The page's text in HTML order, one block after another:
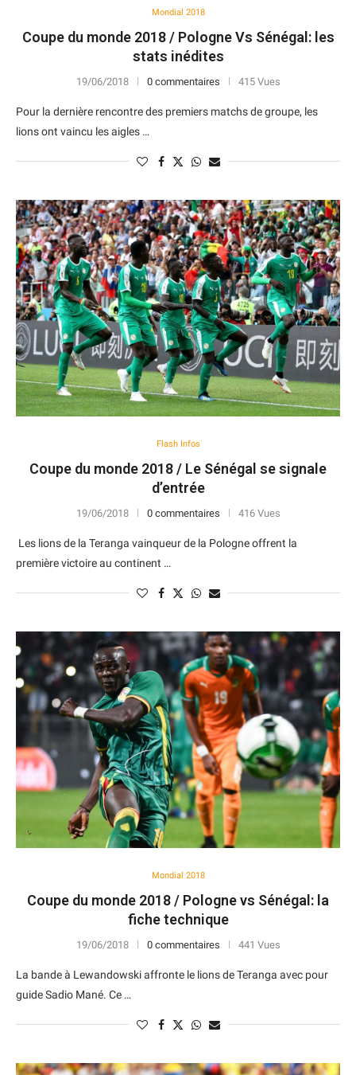
Mondial 2018
Coupe du monde 2018 / Pologne Vs Sénégal: les
stats inédites
19/06/2018 0 commentaires 415 Vues
Pour la dernière rencontre des premiers matchs de groupe, les
lions ont vaincu les aigles …
Flash Infos
Coupe du monde 2018 / Le Sénégal se signale
d’entrée
19/06/2018 0 commentaires 416 Vues
Les lions de la Teranga vainqueur de la Pologne offrent la
première victoire au continent …
Mondial 2018
Coupe du monde 2018 / Pologne vs Sénégal: la
fiche technique
19/06/2018 0 commentaires 441 Vues
La bande à Lewandowski affronte le lions de Teranga avec pour
guide Sadio Mané. Ce …